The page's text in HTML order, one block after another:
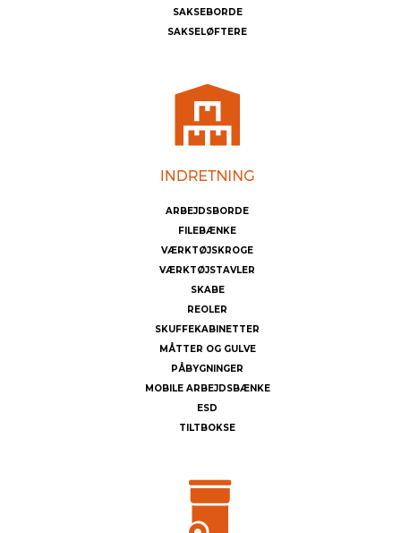
SAKSEBORDE
SAKSELØFTERE
ARBEJDSBORDE
FILEBÆNKE
VÆRKTØJSKROGE
VÆRKTØJSTAVLER
SKABE
REOLER
SKUFFEKABINETTER
MÅTTER OG GULVE
PÅBYGNINGER
MOBILE ARBEJDSBÆNKE
ESD
TILTBOKSE